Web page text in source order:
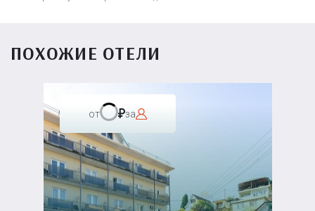
ПОХОЖИЕ ОТЕЛИ
от за